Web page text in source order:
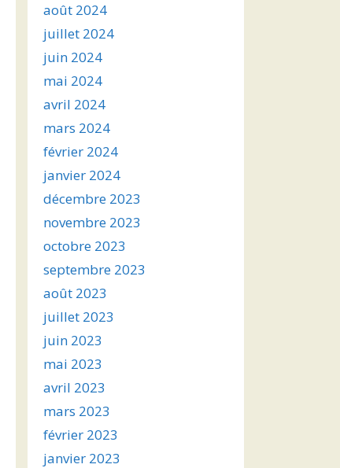
août 2024
juillet 2024
juin 2024
mai 2024
avril 2024
mars 2024
février 2024
janvier 2024
décembre 2023
novembre 2023
octobre 2023
septembre 2023
août 2023
juillet 2023
juin 2023
mai 2023
avril 2023
mars 2023
février 2023
janvier 2023